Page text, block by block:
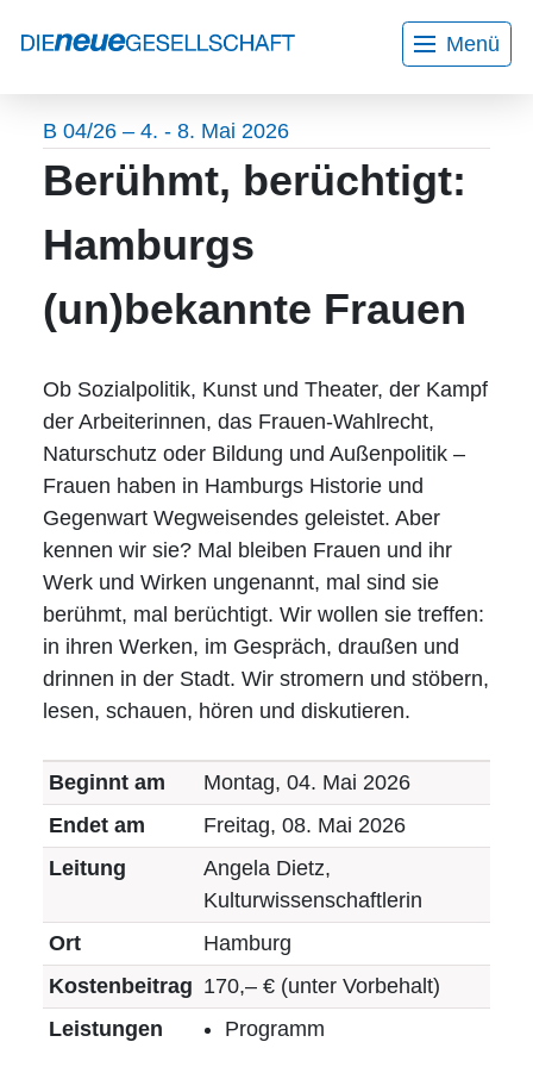
Menü
Home Aktuelles
Wir über uns
Mitarbeiter*innen
Kontakt
Bildungsurlaube
Gesprächskreise
Veranstaltungen
Workshops
Projekte
AGB
Datenschutzerklärung
Ehrenamt
Impressum
B 04/26 – 4. - 8. Mai 2026
Berühmt, berüchtigt:
Hamburgs
(un)bekannte Frauen
Ob Sozialpolitik, Kunst und Theater, der Kampf
der Arbeiterinnen, das Frauen-Wahlrecht,
Naturschutz oder Bildung und Außenpolitik –
Frauen haben in Hamburgs Historie und
Gegenwart Wegweisendes geleistet. Aber
kennen wir sie? Mal bleiben Frauen und ihr
Werk und Wirken ungenannt, mal sind sie
berühmt, mal berüchtigt. Wir wollen sie treffen:
in ihren Werken, im Gespräch, draußen und
drinnen in der Stadt. Wir stromern und stöbern,
lesen, schauen, hören und diskutieren.
Beginnt am
Montag, 04. Mai 2026
Endet am
Freitag, 08. Mai 2026
Leitung
Angela Dietz,
Kulturwissenschaftlerin
Ort
Hamburg
Kostenbeitrag 170,– € (unter Vorbehalt)
Leistungen
Programm